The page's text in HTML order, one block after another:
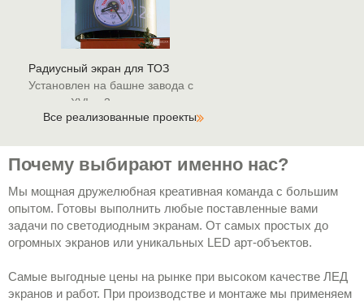
Радиусный экран для ТОЗ
Установлен на башне завода с
часами XVI в. 3 этажа.
LED экран для МХАТ
Установлен на фасаде здания
при входе в театр.
Все реализованные проекты
Почему выбирают именно нас?
Мы мощная дружелюбная креативная команда с большим
опытом. Готовы выполнить любые поставленные вами
задачи по светодиодным экранам. От самых простых до
огромных экранов или уникальных LED арт-объектов.
Самые выгодные цены на рынке при высоком качестве ЛЕД
экранов и работ. При производстве и монтаже мы применяем